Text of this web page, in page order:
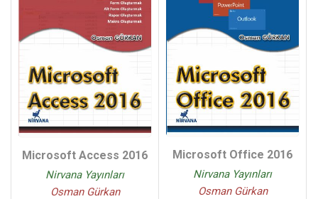
Microsoft Access 2016
Nirvana Yayınları
Osman Gürkan
Microsoft Office 2016
Nirvana Yayınları
Osman Gürkan